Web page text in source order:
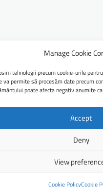
Manage Cookie
tehnologii precum cookie-urile
permite să procesăm date precum
poate afecta negativ anumite
Accept
Deny
View
Cookie PolicyCookie